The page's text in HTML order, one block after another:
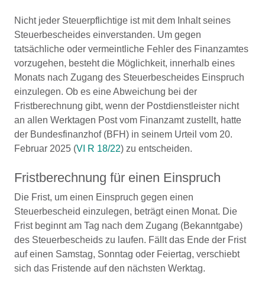
Nicht jeder Steuerpflichtige ist mit dem Inhalt seines
Steuerbescheides einverstanden. Um gegen
tatsächliche oder vermeintliche Fehler des Finanzamtes
vorzugehen, besteht die Möglichkeit, innerhalb eines
Monats nach Zugang des Steuerbescheides Einspruch
einzulegen. Ob es eine Abweichung bei der
Fristberechnung gibt, wenn der Postdienstleister nicht
an allen Werktagen Post vom Finanzamt zustellt, hatte
der Bundesfinanzhof (BFH) in seinem Urteil vom 20.
Februar 2025 (VI R 18/22) zu entscheiden.
Fristberechnung für einen Einspruch
Die Frist, um einen Einspruch gegen einen
Steuerbescheid einzulegen, beträgt einen Monat. Die
Frist beginnt am Tag nach dem Zugang (Bekanntgabe)
des Steuerbescheids zu laufen. Fällt das Ende der Frist
auf einen Samstag, Sonntag oder Feiertag, verschiebt
sich das Fristende auf den nächsten Werktag.